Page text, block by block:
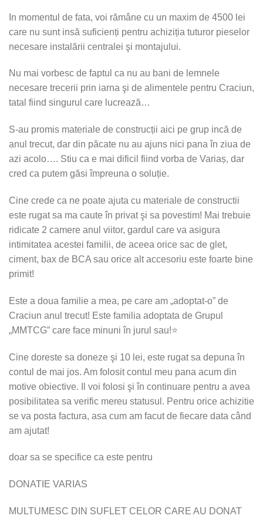
In momentul de fata, voi rămâne cu un maxim de 4500 lei
care nu sunt insă suficienți pentru achiziția tuturor pieselor
necesare instalării centralei şi montajului.
Nu mai vorbesc de faptul ca nu au bani de lemnele
necesare trecerii prin iarna şi de alimentele pentru Craciun,
tatal fiind singurul care lucrează…
S-au promis materiale de construcții aici pe grup incă de
anul trecut, dar din păcate nu au ajuns nici pana în ziua de
azi acolo…. Stiu ca e mai dificil fiind vorba de Variaș, dar
cred ca putem găsi împreuna o soluție.
Cine crede ca ne poate ajuta cu materiale de constructii
este rugat sa ma caute în privat şi sa povestim! Mai trebuie
ridicate 2 camere anul viitor, gardul care va asigura
intimitatea acestei familii, de aceea orice sac de glet,
ciment, bax de BCA sau orice alt accesoriu este foarte bine
primit!
Este a doua familie a mea, pe care am „adoptat-o” de
Craciun anul trecut! Este familia adoptata de Grupul
„MMTCG” care face minuni în jurul sau!⭐
Cine doreste sa doneze şi 10 lei, este rugat sa depuna în
contul de mai jos. Am folosit contul meu pana acum din
motive obiective. Il voi folosi şi în continuare pentru a avea
posibilitatea sa verific mereu statusul. Pentru orice achizitie
se va posta factura, asa cum am facut de fiecare data când
am ajutat!
doar sa se specifice ca este pentru
DONATIE VARIAS
MULTUMESC DIN SUFLET CELOR CARE AU DONAT